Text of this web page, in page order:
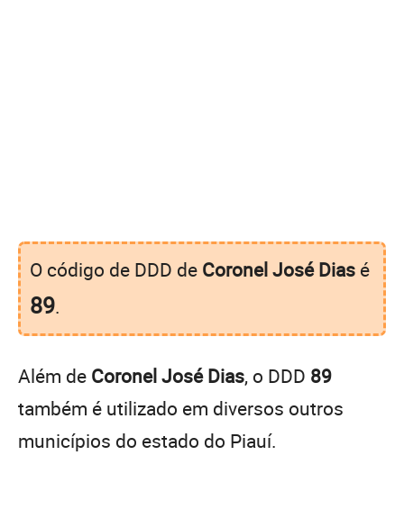
O código de DDD de Coronel José Dias é
89.
Além de Coronel José Dias, o DDD 89
também é utilizado em diversos outros
municípios do estado do Piauí.